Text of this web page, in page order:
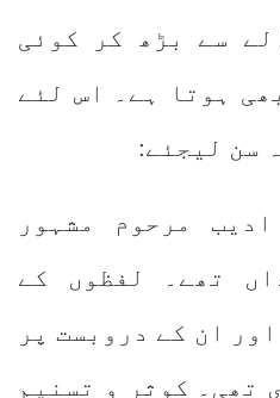
سے بڑھ کر کوئی
ہوتا ہے۔ اس لئے
سن لیجئے:
مرحوم مشہور
تھے۔ لفظوں کے
ان کے دروبست پر
تھی۔ کوثر و تسنیم